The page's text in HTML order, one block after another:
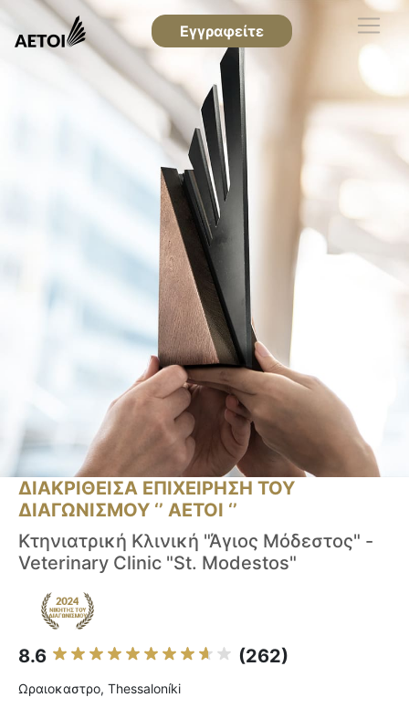
Εγγραφείτε
ΔΙΑΚΡΙΘΕΙΣΑ ΕΠΙΧΕΙΡΗΣΗ ΤΟΥ
ΔΙΑΓΩΝΙΣΜΟΥ ‘’ ΑΕΤΟΙ ‘’
Κτηνιατρική Κλινική "Άγιος Μόδεστος" -
Veterinary Clinic "St. Modestos"
8.6 (262)
Ωραιοκαστρο, Thessaloníki